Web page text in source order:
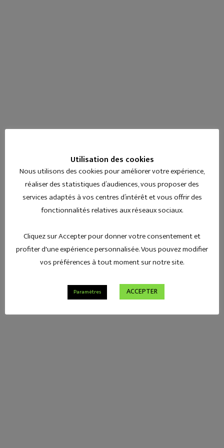
Utilisation des cookies
Nous utilisons des cookies pour améliorer votre expérience,
réaliser des statistiques d’audiences, vous proposer des
services adaptés à vos centres d’intérêt et vous offrir des
fonctionnalités relatives aux réseaux sociaux.
Cliquez sur Accepter pour donner votre consentement et
profiter d'une expérience personnalisée. Vous pouvez modifier
vos préférences à tout moment sur notre site.
Paramètres ACCEPTER